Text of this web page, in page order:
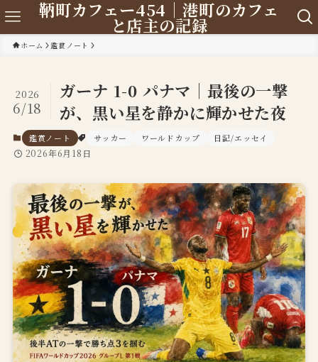
鞆町カフェー454｜港町のカフェ
と店主の記録
ホーム 鑑賞ノート
ガーナ 1-0 パナマ｜最後の一撃
が、黒い星を静かに輝かせた夜
2026
6/18
鑑賞ノート サッカー ワールドカップ 日記/エッセイ
2026年6月18日